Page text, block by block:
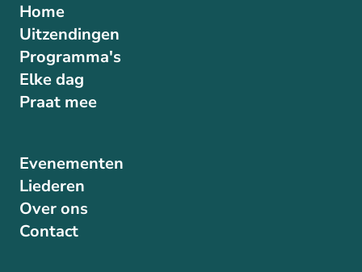
Home
Uitzendingen
Programma's
Elke dag
Praat mee
Evenementen
Liederen
Over ons
Contact